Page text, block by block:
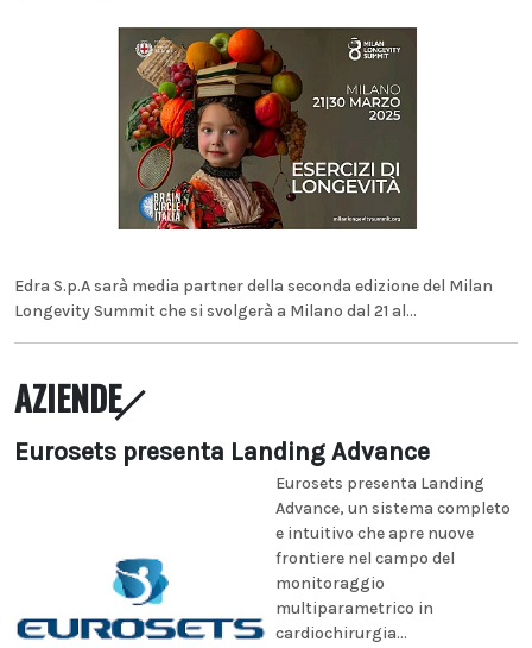
Edra S.p.A sarà media partner della seconda edizione del Milan
Longevity Summit che si svolgerà a Milano dal 21 al...
AZIENDE
Eurosets presenta Landing Advance
Eurosets presenta Landing
Advance, un sistema completo
e intuitivo che apre nuove
frontiere nel campo del
monitoraggio
multiparametrico in
cardiochirurgia...